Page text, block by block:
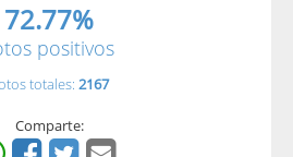
72.77%
positivos
totales: 2167
Comparte: